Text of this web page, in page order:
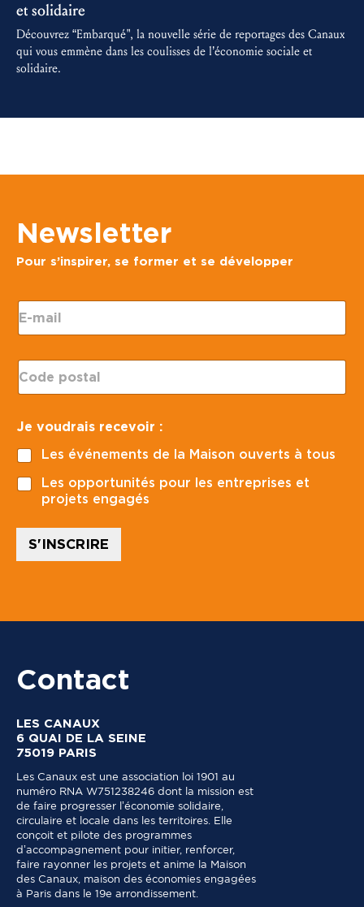
et solidaire
Découvrez “Embarqué", la nouvelle série de reportages des Canaux
qui vous emmène dans les coulisses de l’économie sociale et
solidaire.
Newsletter
Pour s’inspirer, se former et se développer
E
-
m
l
C
o
d
p
s
t
a
J
e
J
e
Je voudrais recevoir :
Les événements de la Maison ouverts à tous
Les opportunités pour les entreprises et
projets engagés
S'INSCRIRE
Contact
LES CANAUX
6 QUAI DE LA SEINE
75019 PARIS
Les Canaux est une association loi 1901 au
numéro RNA W751238246 dont la mission est
de faire progresser l’économie solidaire,
circulaire et locale dans les territoires. Elle
conçoit et pilote des programmes
d’accompagnement pour initier, renforcer,
faire rayonner les projets et anime la Maison
des Canaux, maison des économies engagées
à Paris dans le 19e arrondissement.